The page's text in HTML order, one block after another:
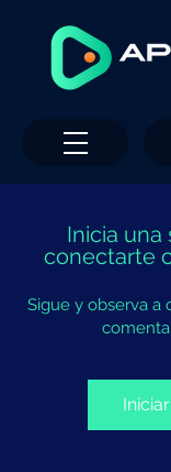
Inicia una
conectarte
Sigue y observa a